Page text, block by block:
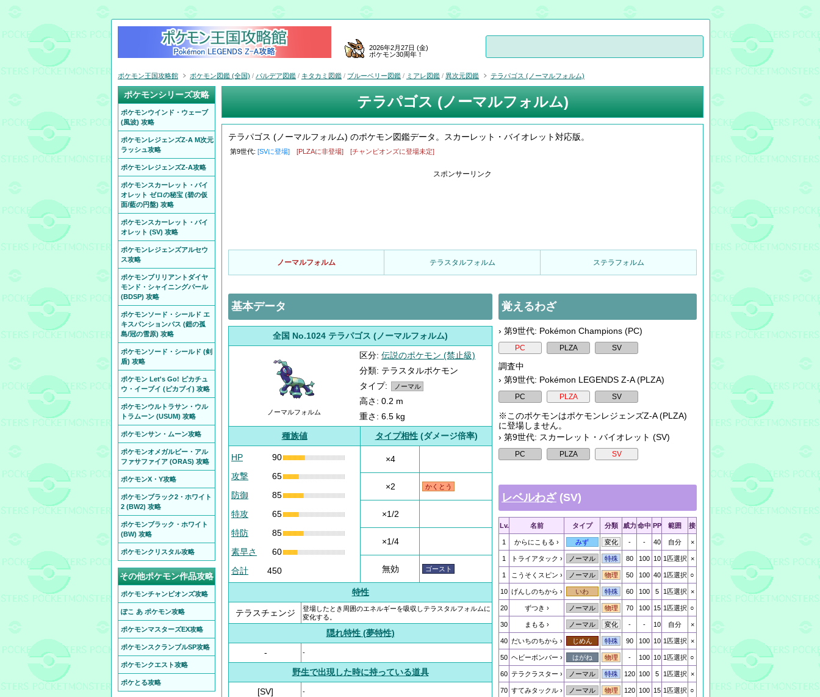
テラパゴス (ノーマルフォルム)
テラパゴス (ノーマルフォルム) のポケモン図鑑データ。スカーレット・バイオレット対応版。
第9世代: [SVに登場] [PLZAに非登場] [チャンピオンズに登場未定]
スポンサーリンク
ノーマルフォルム テラスタルフォルム ステラフォルム
基本データ
全国 No.1024 テラパゴス (ノーマルフォルム)
ノーマルフォルム
区分: 伝説のポケモン (禁止級)
分類: テラスタルポケモン
タイプ:
ノーマル
高さ: 0.2 m
重さ: 6.5 kg
種族値
タイプ相性(ダメージ倍率)
HP
90
攻撃
65
防御
85
特攻
65
特防
85
素早さ
60
合計
450
×4
×2 かくとう
×1/2
×1/4
無効 ゴースト
特性
テラスチェンジ
登場したとき周囲のエネルギーを吸収しテラスタルフォルムに
変化する。
隠れ特性 (夢特性)
-
-
野生で出現した時に持っている道具
[SV]
-
覚えるわざ
› 第9世代: Pokémon Champions (PC)
調査中
› 第9世代: Pokémon LEGENDS Z-A (PLZA)
※このポケモンはポケモンレジェンズZ-A (PLZA)
に登場しません。
› 第9世代: スカーレット・バイオレット (SV)
レベルわざ(SV)
Lv. 名前 タイプ 分類 威力 命中 PP 範囲 接
1 からにこもる みず 変化 - - 40 自分 ×
1 トライアタック ノーマル 特殊 80 100 10 1匹選択 ×
1 こうそくスピン ノーマル 物理 50 100 40 1匹選択 ○
10 げんしのちから いわ 特殊 60 100 5 1匹選択 ×
20 ずつき ノーマル 物理 70 100 15 1匹選択 ○
30 まもる ノーマル 変化 - - 10 自分 ×
40 だいちのちから じめん 特殊 90 100 10 1匹選択 ×
50 ヘビーボンバー はがね 物理 - 100 10 1匹選択 ○
60 テラクラスター ノーマル 特殊 120 100 5 1匹選択 ×
70 すてみタックル ノーマル 物理 120 100 15 1匹選択 ○
2026年2月27日 (金)
ポケモン30周年！
ポケモン王国攻略館 ポケモン図鑑 (全国) / パルデア図鑑 / キタカミ図鑑 / ブルーベリー図鑑 / ミアレ図鑑 / 異次元図鑑 テラパゴス (ノーマルフォルム)
ポケモンシリーズ攻略
ポケモンウインド・ウェーブ
(風波) 攻略
ポケモンレジェンズZ-A M次元
ラッシュ攻略
ポケモンレジェンズZ-A攻略
ポケモンスカーレット・バイ
オレット ゼロの秘宝 (碧の仮
面/藍の円盤) 攻略
ポケモンスカーレット・バイ
オレット (SV) 攻略
ポケモンレジェンズアルセウ
ス攻略
ポケモンブリリアントダイヤ
モンド・シャイニングパール
(BDSP) 攻略
ポケモンソード・シールド エ
キスパンションパス (鎧の孤
島/冠の雪原) 攻略
ポケモンソード・シールド (剣
盾) 攻略
ポケモン Let's Go! ピカチュ
ウ・イーブイ (ピカブイ) 攻略
ポケモンウルトラサン・ウル
トラムーン (USUM) 攻略
ポケモンサン・ムーン攻略
ポケモンオメガルビー・アル
ファサファイア (ORAS) 攻略
ポケモンX・Y攻略
ポケモンブラック2・ホワイト
2 (BW2) 攻略
ポケモンブラック・ホワイト
(BW) 攻略
ポケモンクリスタル攻略
その他ポケモン作品攻略
ポケモンチャンピオンズ攻略
ぽこ あ ポケモン攻略
ポケモンマスターズEX攻略
ポケモンスクランブルSP攻略
ポケモンクエスト攻略
ポケとる攻略